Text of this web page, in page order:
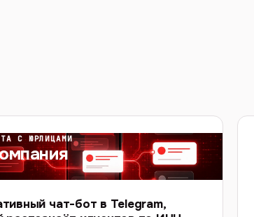
С ЮРЛИЦАМИ
чат-бот в Telegram,